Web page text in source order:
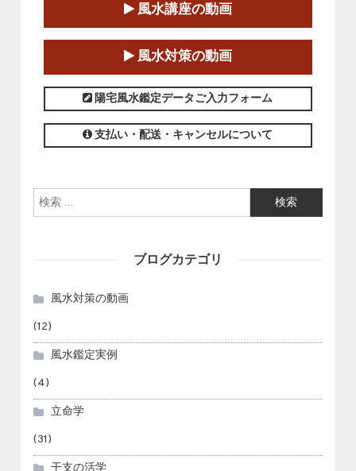
第１８期立命塾「実践的四柱立命学（四
柱推命学）講座」
2025-01-11～2025-05-11
この講座の募集は終了しました。
風水講座の動画
風水対策の動画
陽宅風水鑑定データご入力フォーム
支払い・配送・キャンセルについて
検索:
ブログカテゴリ
風水対策の動画
(12)
風水鑑定実例
(4)
立命学
(31)
干支の活学